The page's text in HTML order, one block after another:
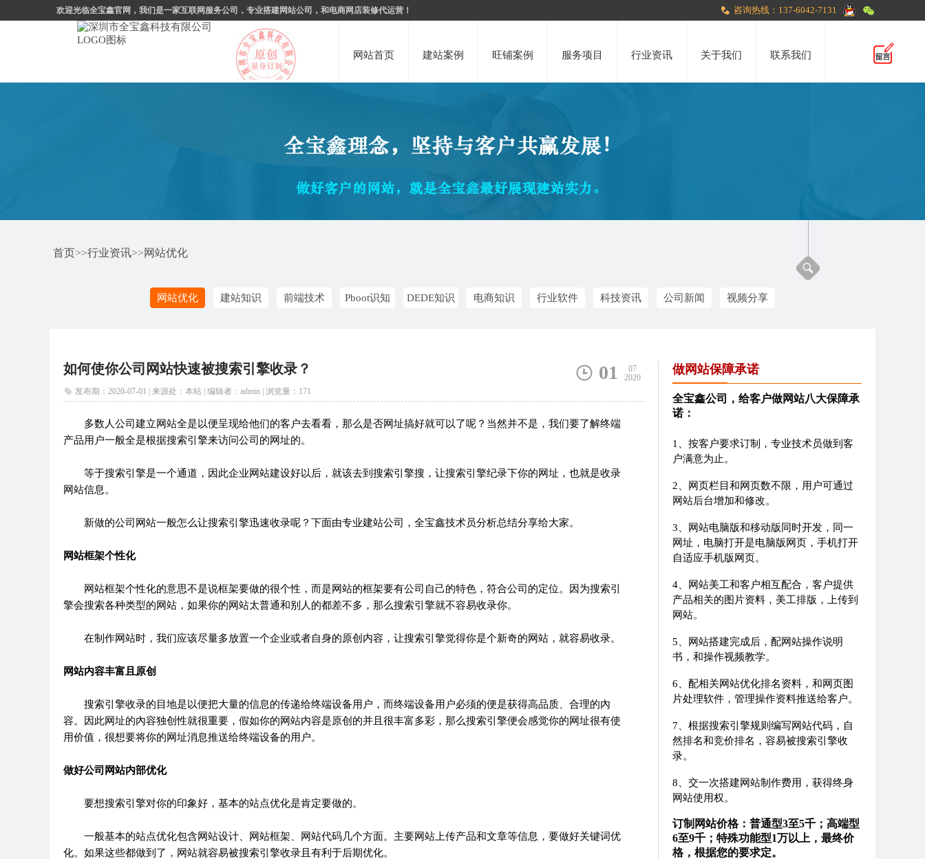
欢迎光临全宝鑫官网，我们是一家互联网服务公司，专业搭建网站公司，和电商网店装修代运营！ 咨询热线：137-6042-7131
网站首页 建站案例 旺铺案例 服务项目 行业资讯 关于我们 联系我们
首页>>行业资讯>>网站优化
网站优化 建站知识 前端技术 Pboot识知 DEDE知识 电商知识 行业软件 科技资讯 公司新闻 视频分享
如何使你公司网站快速被搜索引擎收录？
发布期：2020-07-01 | 来源处：本站 | 编辑者：admin | 浏览量： 171
01
07
2020
多数人公司建立网站全是以便呈现给他们的客户去看看，那么是否网址搞好就可以了呢？当然并不是，我们要了解终端
产品用户一般全是根据搜索引擎来访问公司的网址的。
等于搜索引擎是一个通道，因此企业网站建设好以后，就该去到搜索引擎搜，让搜索引擎纪录下你的网址，也就是收录
网站信息。
新做的公司网站一般怎么让搜索引擎迅速收录呢？下面由专业建站公司，全宝鑫技术员分析总结分享给大家。
网站框架个性化
网站框架个性化的意思不是说框架要做的很个性，而是网站的框架要有公司自己的特色，符合公司的定位。因为搜索引
擎会搜索各种类型的网站，如果你的网站太普通和别人的都差不多，那么搜索引擎就不容易收录你。
在制作网站时，我们应该尽量多放置一个企业或者自身的原创内容，让搜索引擎觉得你是个新奇的网站，就容易收录。
网站内容丰富且原创
搜索引擎收录的目地是以便把大量的信息的传递给终端设备用户，而终端设备用户必须的便是获得高品质、合理的內
容。因此网址的內容独创性就很重要，假如你的网站内容是原创的并且很丰富多彩，那么搜索引擎便会感觉你的网址很有使
用价值，很想要将你的网址消息推送给终端设备的用户。
做好公司网站内部优化
要想搜索引擎对你的印象好，基本的站点优化是肯定要做的。
一般基本的站点优化包含网站设计、网站框架、网站代码几个方面。主要网站上传产品和文章等信息，要做好关键词优
化。如果这些都做到了，网站就容易被搜索引擎收录且有利于后期优化。
做网站保障承诺
全宝鑫公司，给客户做网站八大保障承
诺：
1、按客户要求订制，专业技术员做到客
户满意为止。
2、网页栏目和网页数不限，用户可通过
网站后台增加和修改。
3、网站电脑版和移动版同时开发，同一
网址，电脑打开是电脑版网页，手机打开
自适应手机版网页。
4、网站美工和客户相互配合，客户提供
产品相关的图片资料，美工排版，上传到
网站。
5、网站搭建完成后，配网站操作说明
书，和操作视频教学。
6、配相关网站优化排名资料，和网页图
片处理软件，管理操作资料推送给客户。
7、根据搜索引擎规则编写网站代码，自
然排名和竞价排名，容易被搜索引擎收
录。
8、交一次搭建网站制作费用，获得终身
网站使用权。
订制网站价格：普通型3至5千；高端型
6至9千；特殊功能型1万以上，最终价
格，根据您的要求定。